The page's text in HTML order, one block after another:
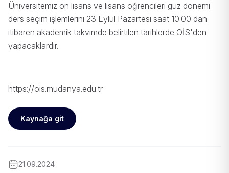
Üniversitemiz ön lisans ve lisans öğrencileri güz dönemi
ders seçim işlemlerini 23 Eylül Pazartesi saat 10:00 dan
itibaren akademik takvimde belirtilen tarihlerde OİS'den
yapacaklardır.
https://ois.mudanya.edu.tr
Kaynağa git
21.09.2024